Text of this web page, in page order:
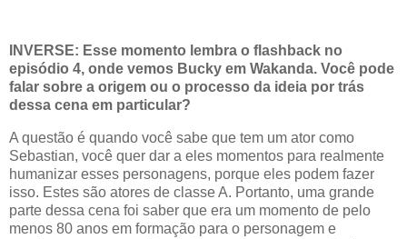
INVERSE: Esse momento lembra o flashback no
episódio 4, onde vemos Bucky em Wakanda. Você pode
falar sobre a origem ou o processo da ideia por trás
dessa cena em particular?
A questão é quando você sabe que tem um ator como
Sebastian, você quer dar a eles momentos para realmente
humanizar esses personagens, porque eles podem fazer
isso. Estes são atores de classe A. Portanto, uma grande
parte dessa cena foi saber que era um momento de pelo
menos 80 anos em formação para o personagem e